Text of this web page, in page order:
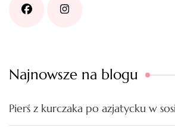
Najnowsze na blogu
Pierś z kurczaka po azjatycku w